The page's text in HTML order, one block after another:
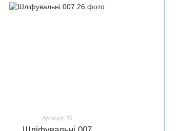
Артикул: 26